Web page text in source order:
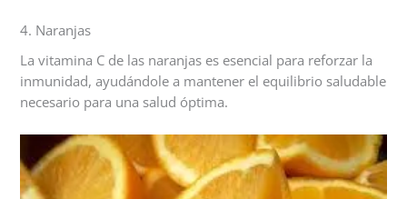
4. Naranjas
La vitamina C de las naranjas es esencial para reforzar la
inmunidad, ayudándole a mantener el equilibrio saludable
necesario para una salud óptima.